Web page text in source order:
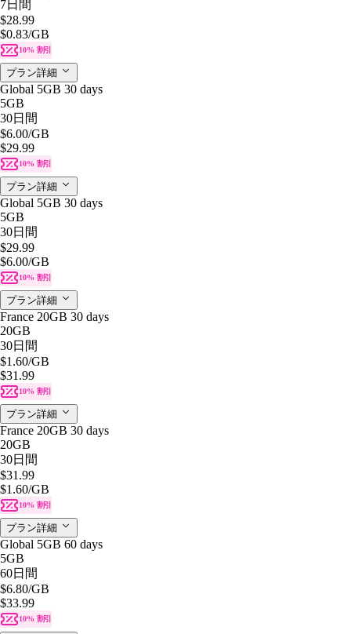
7日間
$28.99
$0.83/GB
10% 割引
プラン詳細
Global 5GB 30 days
5GB
30日間
$6.00/GB
$29.99
10% 割引
プラン詳細
Global 5GB 30 days
5GB
30日間
$29.99
$6.00/GB
10% 割引
プラン詳細
France 20GB 30 days
20GB
30日間
$1.60/GB
$31.99
10% 割引
プラン詳細
France 20GB 30 days
20GB
30日間
$31.99
$1.60/GB
10% 割引
プラン詳細
Global 5GB 60 days
5GB
60日間
$6.80/GB
$33.99
10% 割引